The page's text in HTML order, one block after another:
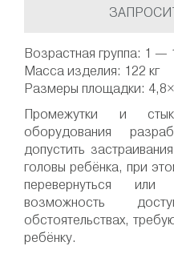
Возрастная группа: 1 —
Масса изделия: 122 кг
Размеры площадки:
Промежутки и
оборудования
допустить
головы ребёнка, при
перевернуться или
возможность
обстоятельствах,
ребёнку.